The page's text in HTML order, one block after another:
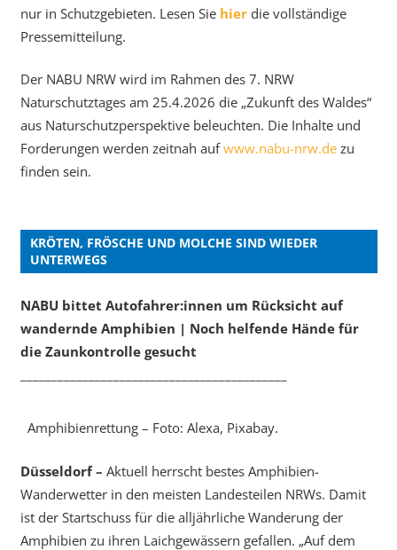
nur in Schutzgebieten. Lesen Sie hier die vollständige
Pressemitteilung.
Der NABU NRW wird im Rahmen des 7. NRW
Naturschutztages am 25.4.2026 die „Zukunft des Waldes“
aus Naturschutzperspektive beleuchten. Die Inhalte und
Forderungen werden zeitnah aufwww.nabu-nrw.dezu
finden sein.
KRÖTEN, FRÖSCHE UND MOLCHE SIND WIEDER
UNTERWEGS
NABU bittet Autofahrer:innen um Rücksicht auf
wandernde Amphibien | Noch helfende Hände für
die Zaunkontrolle gesucht
Amphibienrettung – Foto: Alexa, Pixabay.
Düsseldorf – Aktuell herrscht bestes Amphibien-
Wanderwetter in den meisten Landesteilen NRWs. Damit
ist der Startschuss für die alljährliche Wanderung der
Amphibien zu ihren Laichgewässern gefallen. „Auf dem